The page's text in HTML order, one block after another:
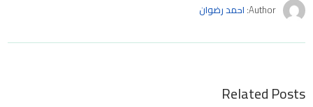
Author: احمد رضوان
Related Posts